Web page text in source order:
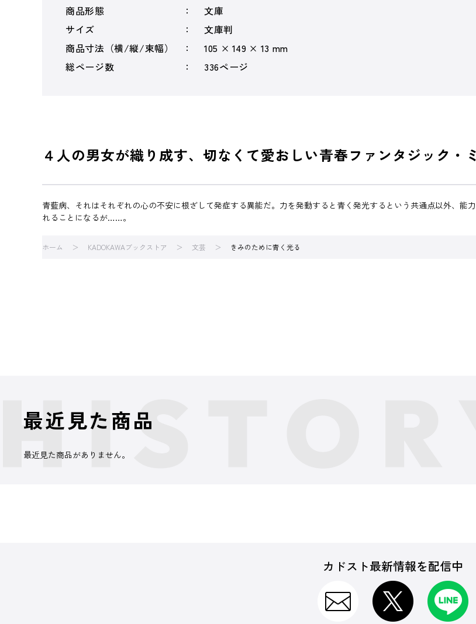
商品形態
文庫
サイズ
文庫判
商品寸法（横/縦/束幅）
105 × 149 × 13 mm
総ページ数
336ページ
４人の男女が織り成す、切なくて愛おしい青春ファンタジック・
青藍病、それはそれぞれの心の不安に根ざして発症する異能だ。力を発動すると青く発光するという共通点以外、能
れることになるが……。
ホーム KADOKAWAブックストア 文芸 きみのために青く光る
最近見た商品
最近見た商品がありません。
カドスト最新情報を配信中